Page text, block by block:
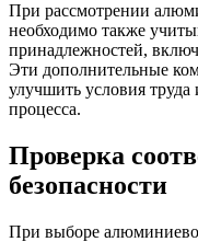
При рассмотрении
необходимо также
принадлежностей,
Эти дополнительные
улучшить условия труда
процесса.
Проверка
безопасности
При выборе